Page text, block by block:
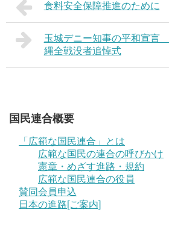
食料安全保障推進のために
玉城デニー知事の平和宣
縄全戦没者追悼式
国民連合概要
「広範な国民連合」とは
広範な国民の連合の呼びかけ
憲章・めざす進路・規約
広範な国民連合の役員
賛同会員申込
日本の進路[ご案内]